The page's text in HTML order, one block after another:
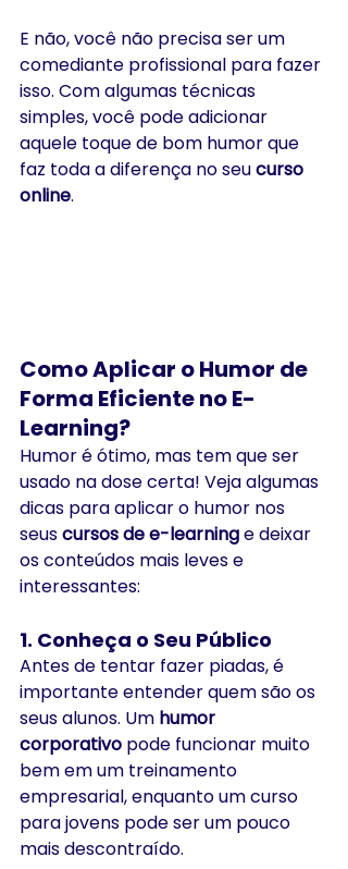
E não, você não precisa ser um
comediante profissional para fazer
isso. Com algumas técnicas
simples, você pode adicionar
aquele toque de bom humor que
faz toda a diferença no seu curso
online.
Como Aplicar o Humor de
Forma Eficiente no E-
Learning?
Humor é ótimo, mas tem que ser
usado na dose certa! Veja algumas
dicas para aplicar o humor nos
seus cursos de e-learning e deixar
os conteúdos mais leves e
interessantes:
1. Conheça o Seu Público
Antes de tentar fazer piadas, é
importante entender quem são os
seus alunos. Um humor
corporativo pode funcionar muito
bem em um treinamento
empresarial, enquanto um curso
para jovens pode ser um pouco
mais descontraído.